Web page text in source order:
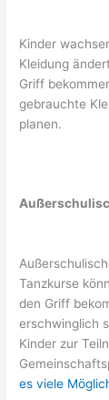
Kinder
Kleidung
Griff
gebrauchte
planen.
Tanzkurse
den Griff
erschwinglich
Kinder zur
es viele